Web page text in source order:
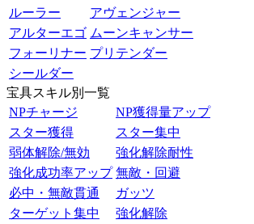
ルーラー
アヴェンジャー
アルターエゴ ムーンキャンサー
フォーリナー プリテンダー
シールダー
宝具スキル別一覧
NPチャージ
NP獲得量アップ
スター獲得
スター集中
弱体解除/無効
強化解除耐性
強化成功率アップ 無敵・回避
必中・無敵貫通
ガッツ
ターゲット集中
強化解除